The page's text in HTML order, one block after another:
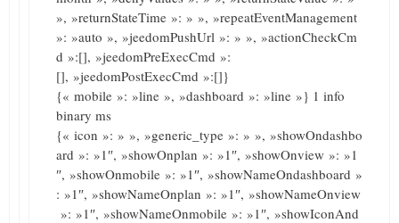
», »returnStateTime »: » », »repeatEventManagement
»: »auto », »jeedomPushUrl »: » », »actionCheckCm
d »:[], »jeedomPreExecCmd »:
[], »jeedomPostExecCmd »:[]}
{« mobile »: »line », »dashboard »: »line »} 1 info
binary ms
{« icon »: » », »generic_type »: » », »showOndashbo
ard »: »1″, »showOnplan »: »1″, »showOnview »: »1
″, »showOnmobile »: »1″, »showNameOndashboard »
: »1″, »showNameOnplan »: »1″, »showNameOnview
»: »1″, »showNameOnmobile »: »1″, »showIconAnd